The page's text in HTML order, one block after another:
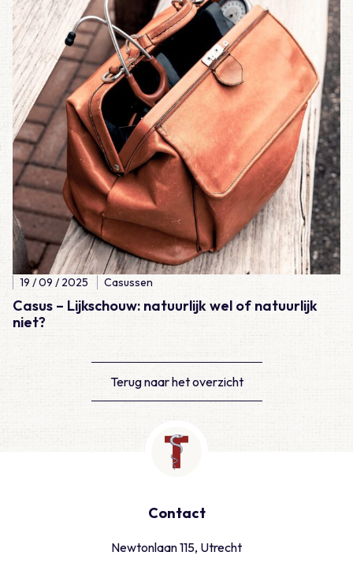
Casus – Lijkschouw: natuurlijk wel of natuurlijk
niet?
19 / 09 / 2025 Casussen
Terug naar het overzicht
Contact
Newtonlaan 115, Utrecht